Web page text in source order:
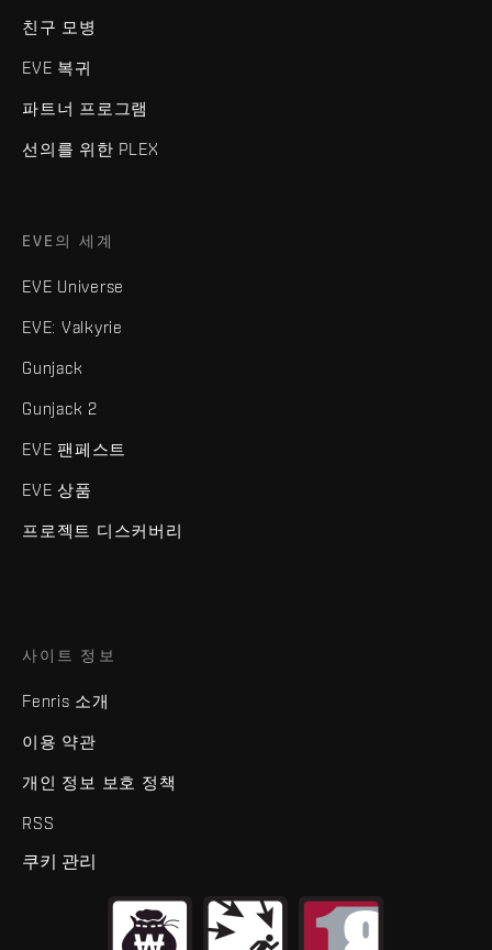
친구 모병
EVE 복귀
파트너 프로그램
선의를 위한 PLEX
EVE의 세계
EVE Universe
EVE: Valkyrie
Gunjack
Gunjack 2
EVE 팬페스트
EVE 상품
프로젝트 디스커버리
사이트 정보
Fenris 소개
이용 약관
개인 정보 보호 정책
RSS
쿠키 관리